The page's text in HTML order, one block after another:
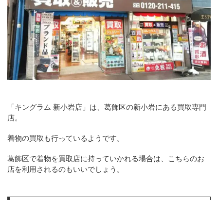
「キングラム 新小岩店」は、葛飾区の新小岩にある買取専門
店。
着物の買取も行っているようです。
葛飾区で着物を買取店に持っていかれる場合は、こちらのお
店を利用されるのもいいでしょう。